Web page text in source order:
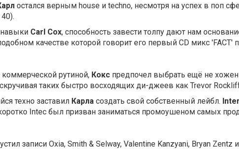
остался верным house и techno, несмотря на успех в поп
Carl Cox, способность завести толпу дают нам
качестве которой говорит его первый CD микс 'FACT'
рутиной, Кокс предпочел выбрать ещё не
таких быстро восходящих ди-джеев как Trevor
техно заставил Карла создать свой собственный лейбл.
Intec был призван заниматься промоушеном самых
записи Oxia, Smith & Selway, Valentine Kanzyani, Bryan Zentz